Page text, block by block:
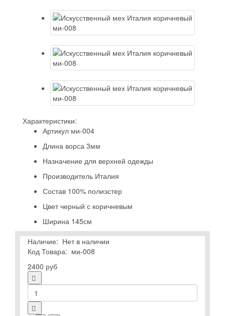
Характеристики:
Артикул ми-004
Длина ворса 3мм
Назначение для верхней одежды
Производитель Италия
Состав 100% полиэстер
Цвет черный с коричневым
Ширина 145см
Наличие: Нет в наличии
Код Товара: ми-008
2400 руб